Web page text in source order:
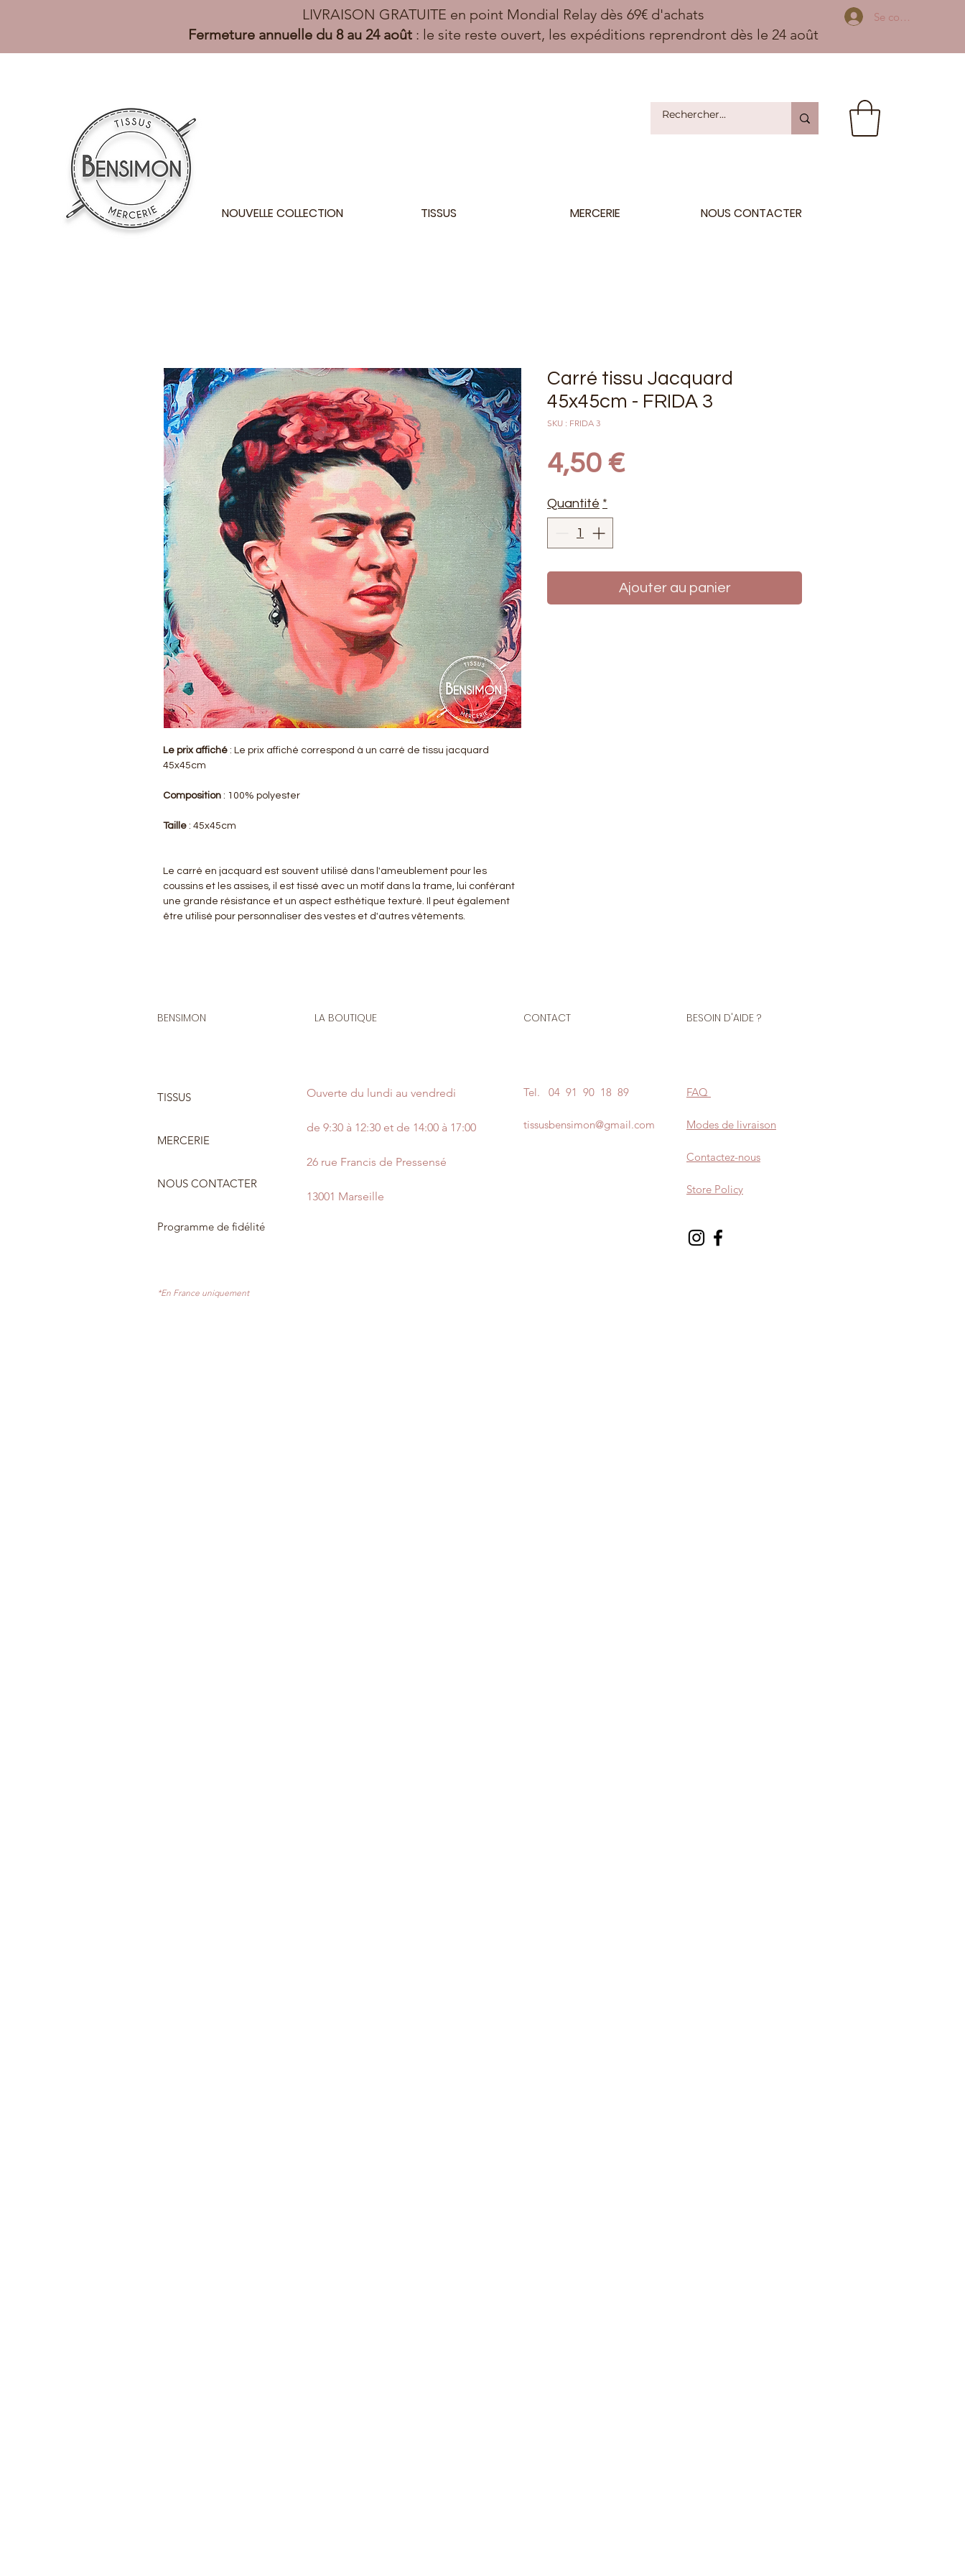
LIVRAISON GRATUITE en point Mondial Relay dès 69€ d'achats
Fermeture annuelle du 8 au 24 août: le site reste ouvert, les expéditions reprendront dès le 24 août
Se connecter
NOUVELLE COLLECTION TISSUS MERCERIE NOUS CONTACTER
Le prix affiché : Le prix affiché correspond à un carré de tissu jacquard
45x45cm
Composition : 100% polyester
Taille : 45x45cm
Le carré en jacquard est souvent utilisé dans l'ameublement pour les
coussins et les assises, il est tissé avec un motif dans la trame, lui conférant
une grande résistance et un aspect esthétique texturé. Il peut également
être utilisé pour personnaliser des vestes et d'autres vêtements.
Carré tissu Jacquard
45x45cm - FRIDA 3
SKU : FRIDA 3
4,50 €Prix
Quantité *
Ajouter au panier
BENSIMON
TISSUS
MERCERIE
NOUS CONTACTER
Programme de fidélité
LA BOUTIQUE
Ouverte du lundi au vendredi
de 9:30 à 12:30 et de 14:00 à 17:00
26 rue Francis de Pressensé
13001 Marseille
CONTACT BESOIN D'AIDE ?
Tel. 04 91 90 18 89
tissusbensimon@gmail.com
FAQ
Modes de livraison
Contactez-nous
Store Policy
*En France uniquement